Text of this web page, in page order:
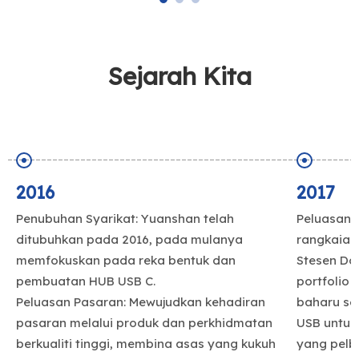
Sejarah Kita
2016
Penubuhan Syarikat: Yuanshan telah
ditubuhkan pada 2016, pada mulanya
memfokuskan pada reka bentuk dan
pembuatan HUB USB C.
Peluasan Pasaran: Mewujudkan kehadiran
pasaran melalui produk dan perkhidmatan
berkualiti tinggi, membina asas yang kukuh
2017
Peluasan
Stesen
portfolio
baharu
USB
yang